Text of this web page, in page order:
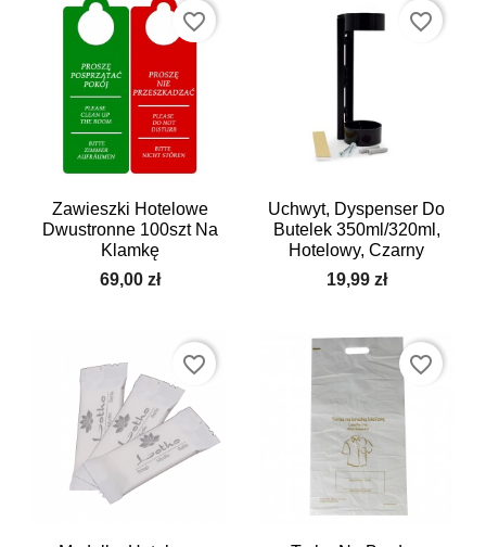
Zawieszki Hotelowe
Dwustronne 100szt Na
Klamkę
69,00 zł
favorite_border
Uchwyt, Dyspenser Do
Butelek 350ml/320ml,
Hotelowy, Czarny
19,99 zł
favorite_border
favorite_border favorite_border